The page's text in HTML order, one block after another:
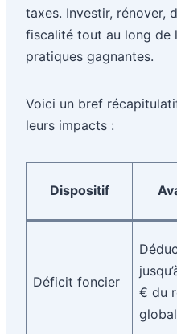
taxes. Investir, rénover,
fiscalité tout au long de
pratiques gagnantes.
Voici un bref
leurs impacts :
Dispositif
Déficit foncier
€ du
global